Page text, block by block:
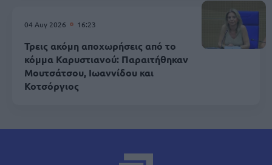
04 Αυγ 2026 16:23
Τρεις ακόμη αποχωρήσεις από το
κόμμα Καρυστιανού: Παραιτήθηκαν
Μουτσάτσου, Ιωαννίδου και
Κοτσόργιος